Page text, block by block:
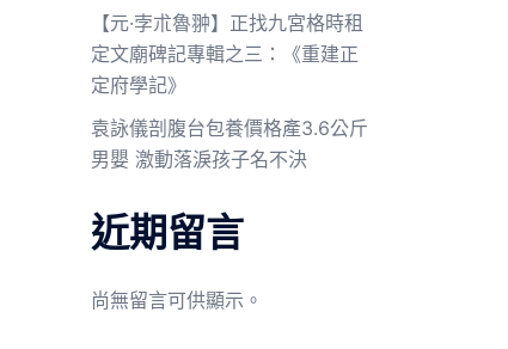
【元·孛朮魯翀】正找九宮格時租
定文廟碑記專輯之三：《重建正
定府學記》
袁詠儀剖腹台包養價格產3.6公斤
男嬰 激動落淚孩子名不決
近期留言
尚無留言可供顯示。